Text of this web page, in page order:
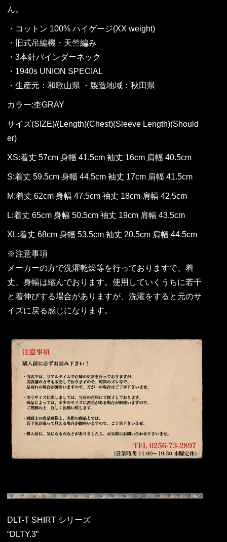
ん。
・コットン 100% ハイゲージ(XX weight)
・旧式吊編機・天竺編み
・3本針バインダーネック
・1940s UNION SPECIAL
・生産元：和歌山県 ・製造地域：秋田県
カラー:杢GRAY
サイズ(SIZE)/(Length)(Chest)(Sleeve Length)(Should
er)
XS:着丈 57cm 身幅 41.5cm 袖丈 16cm 肩幅 40.5cm
S:着丈 59.5cm 身幅 44.5cm 袖丈 17cm 肩幅 41.5cm
M:着丈 62cm 身幅 47.5cm 袖丈 18cm 肩幅 42.5cm
L:着丈 65cm 身幅 50.5cm 袖丈 19cm 肩幅 43.5cm
XL:着丈 68cm 身幅 53.5cm 袖丈 20.5cm 肩幅 44.5cm
※注意事項
メーカーの方で洗濯乾燥等を行っておりますで、着
丈、身幅は縮んでおります。使用していくうちに若干
と着伸びする場合がありますが、洗濯をすると元のサ
イズに戻る感じになります。
DLT-T SHIRT シリーズ
“DLTY.3”